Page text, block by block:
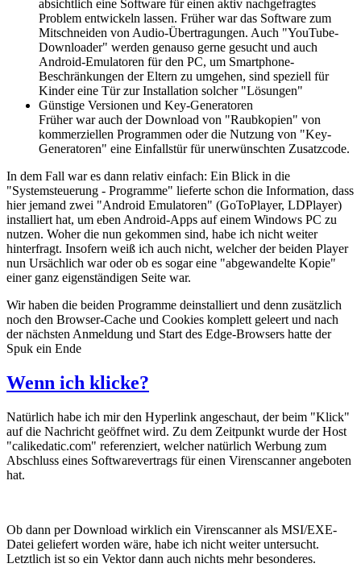
absichtlich eine Software für einen aktiv nachgefragtes
Problem entwickeln lassen. Früher war das Software zum
Mitschneiden von Audio-Übertragungen. Auch "YouTube-
Downloader" werden genauso gerne gesucht und auch
Android-Emulatoren für den PC, um Smartphone-
Beschränkungen der Eltern zu umgehen, sind speziell für
Kinder eine Tür zur Installation solcher "Lösungen"
Günstige Versionen und Key-Generatoren
Früher war auch der Download von "Raubkopien" von
kommerziellen Programmen oder die Nutzung von "Key-
Generatoren" eine Einfallstür für unerwünschten Zusatzcode.
In dem Fall war es dann relativ einfach: Ein Blick in die
"Systemsteuerung - Programme" lieferte schon die Information, dass
hier jemand zwei "Android Emulatoren" (GoToPlayer, LDPlayer)
installiert hat, um eben Android-Apps auf einem Windows PC zu
nutzen. Woher die nun gekommen sind, habe ich nicht weiter
hinterfragt. Insofern weiß ich auch nicht, welcher der beiden Player
nun Ursächlich war oder ob es sogar eine "abgewandelte Kopie"
einer ganz eigenständigen Seite war.
Wir haben die beiden Programme deinstalliert und denn zusätzlich
noch den Browser-Cache und Cookies komplett geleert und nach
der nächsten Anmeldung und Start des Edge-Browsers hatte der
Spuk ein Ende
Wenn ich klicke?
Natürlich habe ich mir den Hyperlink angeschaut, der beim "Klick"
auf die Nachricht geöffnet wird. Zu dem Zeitpunkt wurde der Host
"calikedatic.com" referenziert, welcher natürlich Werbung zum
Abschluss eines Softwarevertrags für einen Virenscanner angeboten
hat.
Ob dann per Download wirklich ein Virenscanner als MSI/EXE-
Datei geliefert worden wäre, habe ich nicht weiter untersucht.
Letztlich ist so ein Vektor dann auch nichts mehr besonderes.